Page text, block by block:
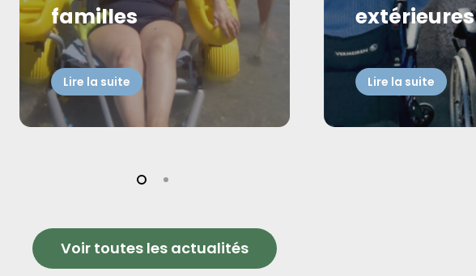
familles
Lire la suite
extérieures
Lire la suite
Voir toutes les actualités